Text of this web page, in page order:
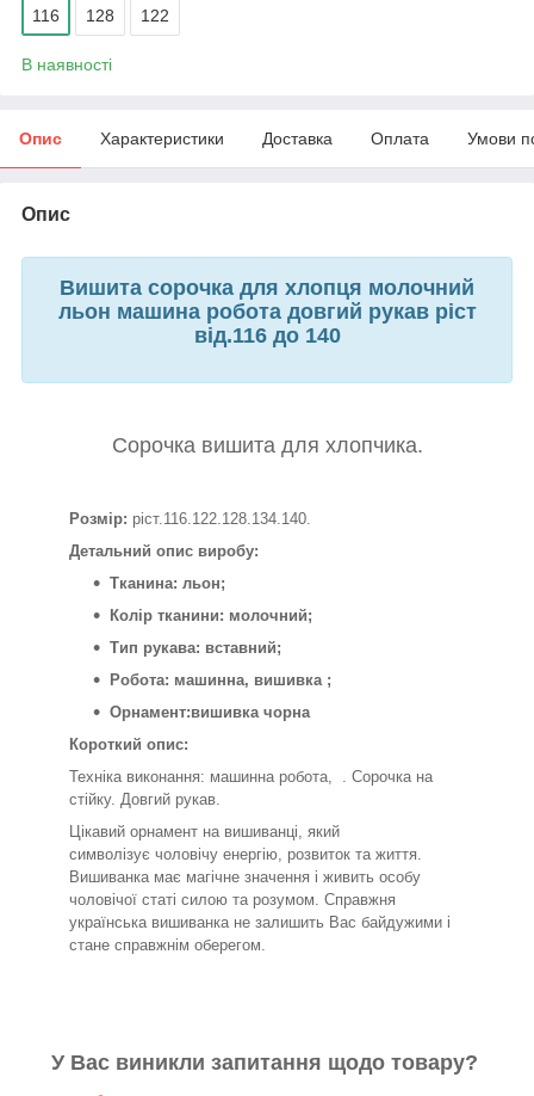
116 128 122
В наявності
Опис Характеристики Доставка Оплата Умови
Опис
Вишита сорочка для хлопця молочний
льон машина робота довгий рукав ріст
від.116 до 140
Сорочка вишита для хлопчика.
Розмір: ріст.116.122.128.134.140.
Детальний опис виробу:
Тканина: льон;
Колір тканини: молочний;
Тип рукава: вставний;
Робота: машинна, вишивка ;
Орнамент:вишивка чорна
Короткий опис:
Техніка виконання: машинна робота, . Сорочка на
стійку. Довгий рукав.
Цікавий орнамент на вишиванці, який
символізує чоловічу енергію, розвиток та життя.
Вишиванка має магічне значення і живить особу
чоловічої статі силою та розумом. Справжня
українська вишиванка не залишить Вас байдужими і
стане справжнім оберегом.
У Вас виникли запитання щодо товару?